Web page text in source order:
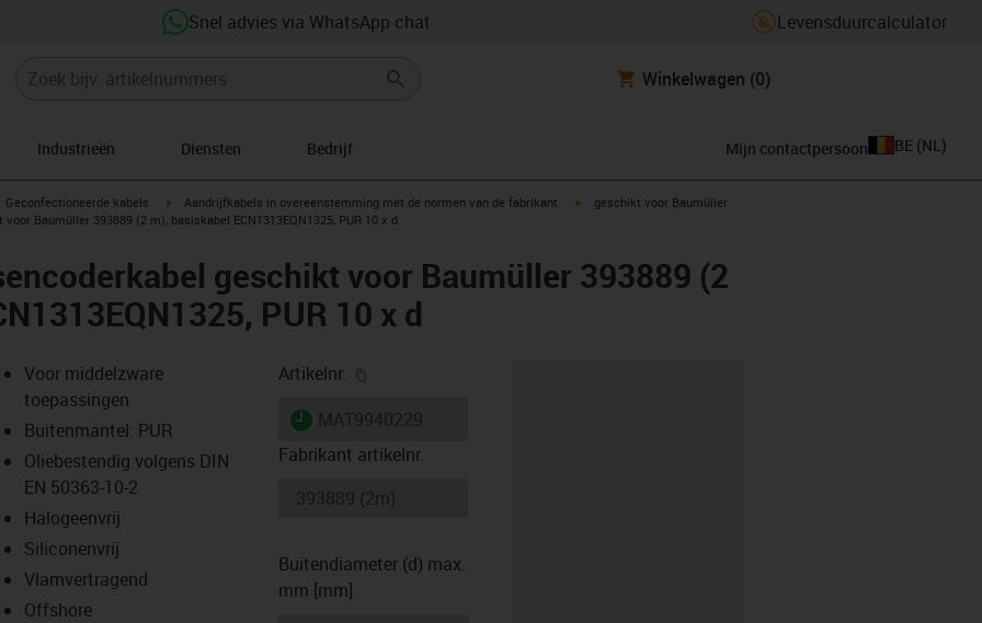
Snel advies via WhatsApp chat Levensduurcalculator
Winkelwagen (0)
Industrieën Diensten Bedrijf Mijn contactpersoon BE (NL )
igus-icon-arrow-right
Geconfectioneerde kabels igus-icon-arrow-right
Aandrijfkabels in overeenstemming met de normen van de fabrikant igus-icon-arrow-right
geschikt voor Baumüller
Baumüller 393889 (2 m), basiskabel ECN1313EQN1325, PUR 10 x d
geschikt voor Baumüller 393889 (2
PUR 10 x d
icon-lupe
icon-lupe
Voor middelzware
toepassingen
Buitenmantel: PUR
Oliebestendig volgens DIN
EN 50363-10-2
Halogeenvrij
Siliconenvrij
Vlamvertragend
Offshore
Artikelnr.
igus-icon-lieferzeit
Fabrikant artikelnr.
Buitendiameter (d) max.
mm [mm]